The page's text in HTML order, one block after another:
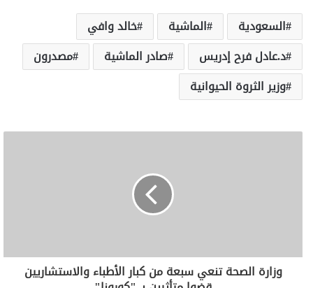
السعودية الماشية
خالد وافي
د.عادل فرح إدريس
صادر الماشية
مصدرون
وزير الثروة الحيوانية
وزارة الصحة تنعي سبعة من كبار الأطباء والاستشاريين